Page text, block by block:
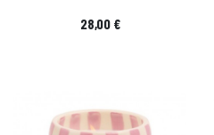
Prix
28,00 €